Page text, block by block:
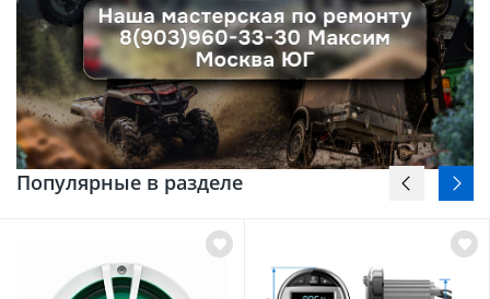
Популярные в разделе